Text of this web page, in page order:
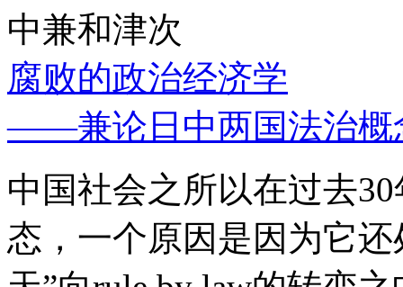
中兼和津次
腐败的政治经济学
——兼论日中两国法治概
中国社会之所以在过去
态，一个原因是因为它